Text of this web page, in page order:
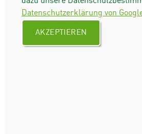
Datenschutzerklärung von
AKZEPTIEREN